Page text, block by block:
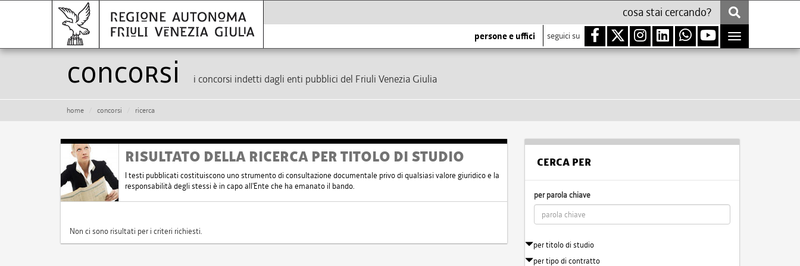
persone e uffici seguici su
Toggle
navigation
Concorsi i concorsi indetti dagli enti pubblici del Friuli Venezia Giulia
home concorsi ricerca
RISULTATO DELLA RICERCA PER TITOLO DI STUDIO
I testi pubblicati costituiscono uno strumento di consultazione documentale privo di qualsiasi valore giuridico e la
responsabilità degli stessi è in capo all'Ente che ha emanato il bando.
Non ci sono risultati per i criteri richiesti.
CERCA PER
per parola chiave
per titolo di studio
per tipo di contratto